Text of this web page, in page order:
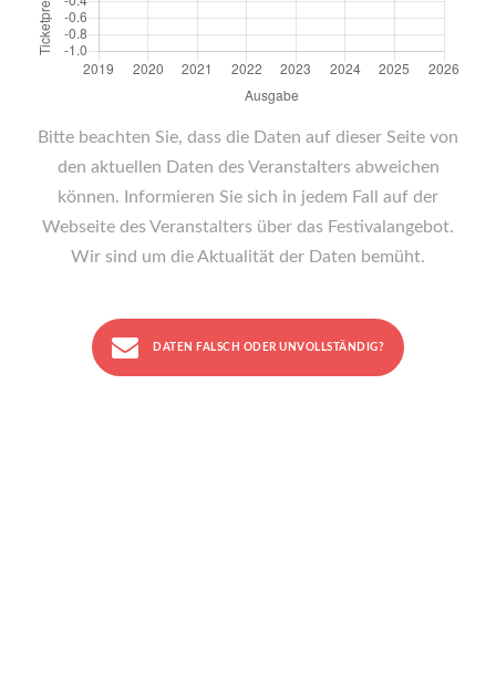
Bitte beachten Sie, dass die Daten auf dieser Seite von
den aktuellen Daten des Veranstalters abweichen
können. Informieren Sie sich in jedem Fall auf der
Webseite des Veranstalters über das Festivalangebot.
Wir sind um die Aktualität der Daten bemüht.
DATEN FALSCH ODER UNVOLLSTÄNDIG?